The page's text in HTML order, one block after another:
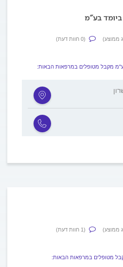
ביומד בע"מ
(0 חוות דעת)
מקבל מטופלים במרפאות הבאות:
(1 חוות דעת)
מטופלים במרפאות הבאות: